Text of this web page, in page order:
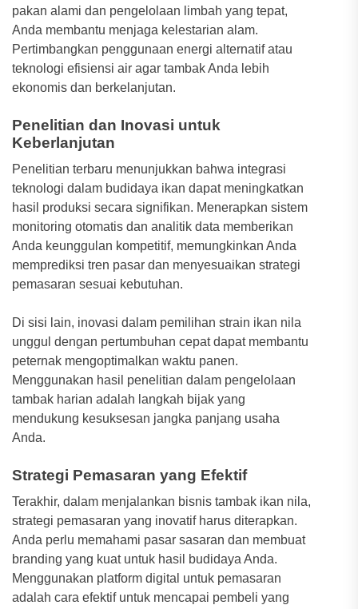
pakan alami dan pengelolaan limbah yang tepat,
Anda membantu menjaga kelestarian alam.
Pertimbangkan penggunaan energi alternatif atau
teknologi efisiensi air agar tambak Anda lebih
ekonomis dan berkelanjutan.
Penelitian dan Inovasi untuk
Keberlanjutan
Penelitian terbaru menunjukkan bahwa integrasi
teknologi dalam budidaya ikan dapat meningkatkan
hasil produksi secara signifikan. Menerapkan sistem
monitoring otomatis dan analitik data memberikan
Anda keunggulan kompetitif, memungkinkan Anda
memprediksi tren pasar dan menyesuaikan strategi
pemasaran sesuai kebutuhan.
Di sisi lain, inovasi dalam pemilihan strain ikan nila
unggul dengan pertumbuhan cepat dapat membantu
peternak mengoptimalkan waktu panen.
Menggunakan hasil penelitian dalam pengelolaan
tambak harian adalah langkah bijak yang
mendukung kesuksesan jangka panjang usaha
Anda.
Strategi Pemasaran yang Efektif
Terakhir, dalam menjalankan bisnis tambak ikan nila,
strategi pemasaran yang inovatif harus diterapkan.
Anda perlu memahami pasar sasaran dan membuat
branding yang kuat untuk hasil budidaya Anda.
Menggunakan platform digital untuk pemasaran
adalah cara efektif untuk mencapai pembeli yang